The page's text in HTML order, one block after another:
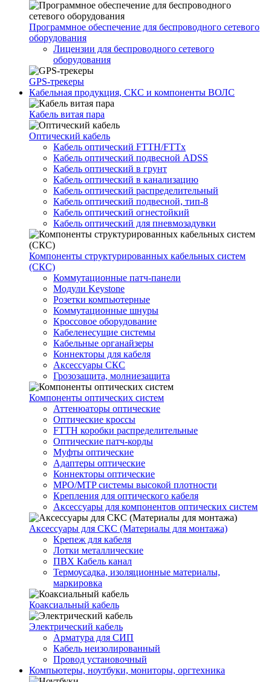
Программное обеспечение для беспроводного сетевого
оборудования
Лицензии для беспроводного сетевого
оборудования
GPS-трекеры
Кабельная продукция, СКС и компоненты ВОЛС
Кабель витая пара
Оптический кабель
Кабель оптический FTTH/FTTx
Кабель оптический подвесной ADSS
Кабель оптический в грунт
Кабель оптический в канализацию
Кабель оптический распределительный
Кабель оптический подвесной, тип-8
Кабель оптический огнестойкий
Кабель оптический для пневмозадувки
Компоненты структурированных кабельных систем
(СКС)
Коммутационные патч-панели
Модули Keystone
Розетки компьютерные
Коммутационные шнуры
Кроссовое оборудование
Кабеленесущие системы
Кабельные органайзеры
Коннекторы для кабеля
Аксессуары СКС
Грозозащита, молниезащита
Компоненты оптических систем
Аттенюаторы оптические
Оптические кроссы
FTTH коробки распределительные
Оптические патч-корды
Муфты оптические
Адаптеры оптические
Коннекторы оптические
MPO/MTP системы высокой плотности
Крепления для оптического кабеля
Аксессуары для компонентов оптических систем
Аксессуары для СКС (Материалы для монтажа)
Крепеж для кабеля
Лотки металлические
ПВХ Кабель канал
Термоусадка, изоляционные материалы,
маркировка
Коаксиальный кабель
Электрический кабель
Арматура для СИП
Кабель неизолированный
Провод установочный
Компьютеры, ноутбуки, мониторы, оргтехника